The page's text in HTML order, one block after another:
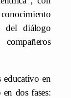
del diálogo
educativo en
dos fases: